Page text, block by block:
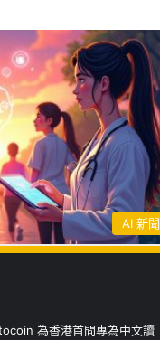
AI 新聞
為香港首間專為中文讀